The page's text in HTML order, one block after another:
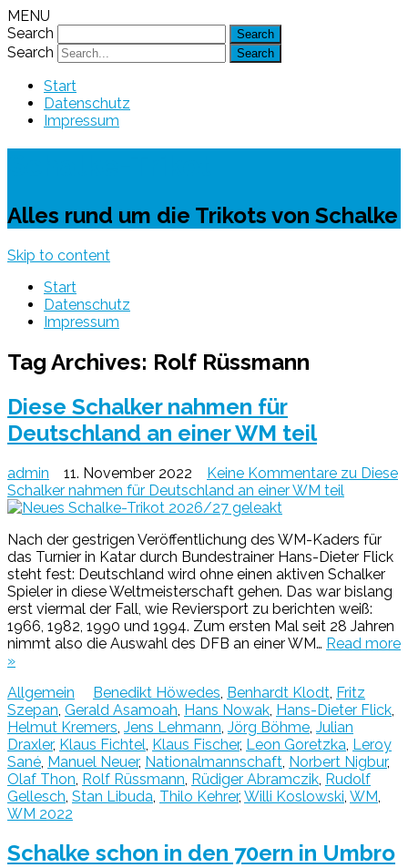
MENU
Search
Search
Start
Datenschutz
Impressum
Alles rund um die Trikots von Schalke
Skip to content
Start
Datenschutz
Impressum
Tag Archives: Rolf Rüssmann
Diese Schalker nahmen für
Deutschland an einer WM teil
admin 11. November 2022 Keine Kommentare zu Diese
Schalker nahmen für Deutschland an einer WM teil
Nach der gestrigen Veröffentlichung des WM-Kaders für
das Turnier in Katar durch Bundestrainer Hans-Dieter Flick
steht fest: Deutschland wird ohne einen aktiven Schalker
Spieler in diese Weltmeisterschaft gehen. Das war bislang
erst viermal der Fall, wie Reviersport zu berichten weiß:
1966, 1982, 1990 und 1994. Zum ersten Mal seit 28 Jahren
nimmt also die Auswahl des DFB an einer WM… Read more
»
Allgemein
Benedikt Höwedes Benhardt Klodt Fritz
Szepan Gerald Asamoah Hans Nowak Hans-Dieter Flick
Helmut Kremers Jens Lehmann Jörg Böhme Julian
Draxler, Klaus Fichtel Klaus Fischer, Leon Goretzka Leroy
Sané Manuel Neuer, Nationalmannschaft Norbert Nigbur,
Olaf Thon Rolf Rüssmann Rüdiger Abramczik Rudolf
Gellesch Stan Libuda Thilo Kehrer, Willi Koslowski WM
WM 2022
Schalke schon in den 70ern in Umbro